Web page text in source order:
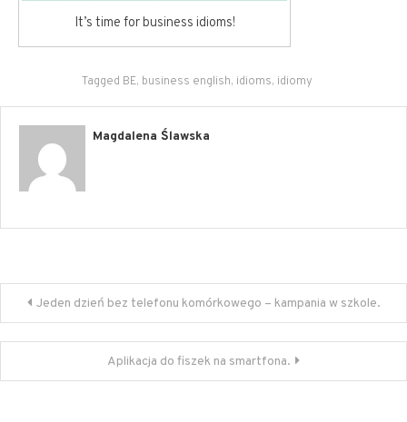
It’s time for business idioms!
Tagged BE, business english, idioms, idiomy
Magdalena Ślawska
Nawigacja
wpisu
Jeden dzień bez telefonu komórkowego – kampania w szkole.
Aplikacja do fiszek na smartfona.